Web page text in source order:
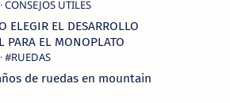
ELEGIR EL DESARROLLO
PARA EL MONOPLATO
de ruedas en mountain